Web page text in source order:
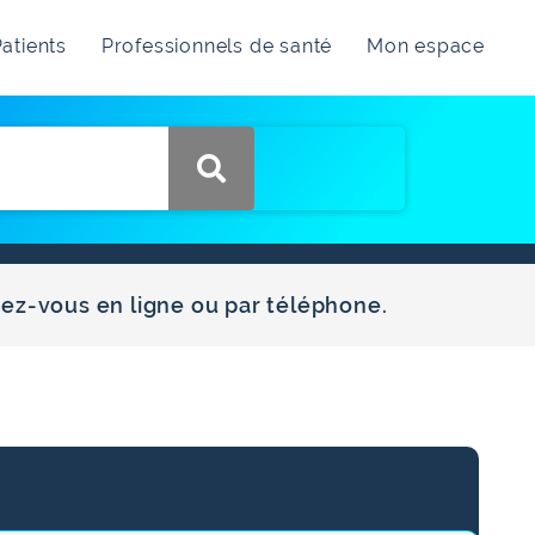
Professionnels de santé Mon espace
vous en ligne ou par téléphone.